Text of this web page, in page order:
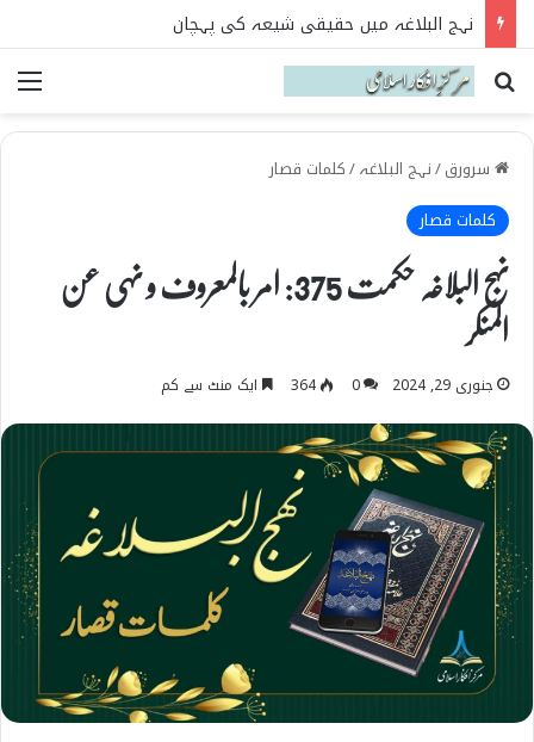
نہج البلاغہ میں حقیقی شیعہ کی پہچان
Search for
سرورق/نہج البلاغہ/کلمات قصار
کلمات قصار
نہج البلاغہ حکمت 375: امر بالمعروف و نہی عن
المنکر
جنوری 29, 2024 0
364 ایک منٹ سے کم